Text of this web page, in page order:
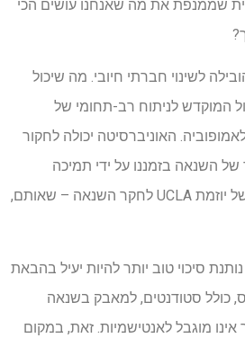
שממנפת את מה שאנחנו עושים הכי
לשינוי חברתי חיובי. מה שיכול
המוקדש לניתוח רב-תחומי של
האוניברסיטה יכולה לחקור
השנאה בזמננו על ידי תמיכה
במאמצי מחקר כמו אלה של יוזמת UCLA לחקר השנאה – שאותם,
סיכוי טוב יותר להיות יעיל בהבאת
כולל סטודנטים, למאבק בשנאה
מוגבל לאנטישמיות. זאת, במקום